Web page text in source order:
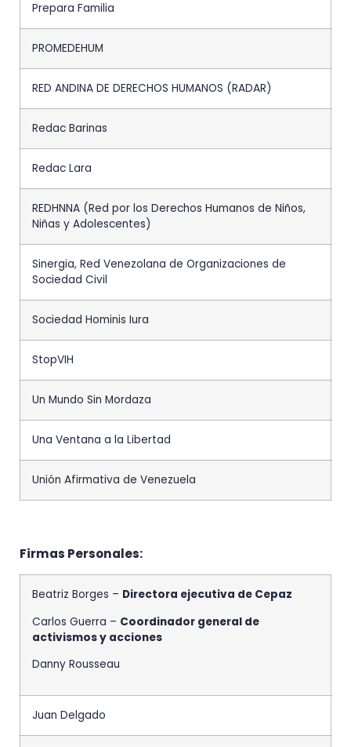
Prepara Familia
PROMEDEHUM
RED ANDINA DE DERECHOS HUMANOS (RADAR)
Redac Barinas
Redac Lara
REDHNNA (Red por los Derechos Humanos de Niños,
Niñas y Adolescentes)
Sinergia, Red Venezolana de Organizaciones de
Sociedad Civil
Sociedad Hominis Iura
StopVIH
Un Mundo Sin Mordaza
Una Ventana a la Libertad
Unión Afirmativa de Venezuela
Firmas Personales:
Beatriz Borges – Directora ejecutiva de Cepaz
Carlos Guerra – Coordinador general de
activismos y acciones
Danny Rousseau
Juan Delgado